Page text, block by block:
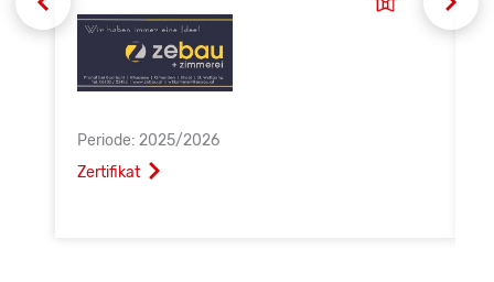
Periode: 2025/2026
Zertifikat